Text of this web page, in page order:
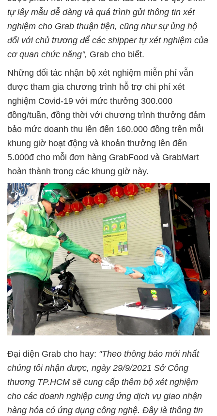
tự lấy mẫu dễ dàng và quá trình gửi thông tin xét
nghiệm cho Grab thuận tiện, cũng như sự ủng hộ
đối với chủ trương để các shipper tự xét nghiệm của
cơ quan chức năng", Grab cho biết.
Những đối tác nhận bộ xét nghiệm miễn phí vẫn
được tham gia chương trình hỗ trợ chi phí xét
nghiệm Covid-19 với mức thưởng 300.000
đồng/tuần, đồng thời với chương trình thưởng đảm
bảo mức doanh thu lên đến 160.000 đồng trên mỗi
khung giờ hoạt động và khoản thưởng lên đến
5.000đ cho mỗi đơn hàng GrabFood và GrabMart
hoàn thành trong các khung giờ này.
Đại diện Grab cho hay: "Theo thông báo mới nhất
chúng tôi nhận được, ngày 29/9/2021 Sở Công
thương TP.HCM sẽ cung cấp thêm bộ xét nghiệm
cho các doanh nghiệp cung ứng dịch vụ giao nhận
hàng hóa có ứng dụng công nghệ. Đây là thông tin